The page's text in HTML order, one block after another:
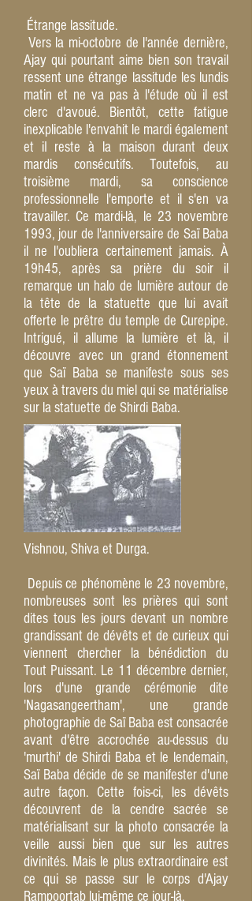
Étrange lassitude.
Vers la mi-octobre de l'année dernière,
Ajay qui pourtant aime bien son travail
ressent une étrange lassitude les lundis
matin et ne va pas à l'étude où il est
clerc d'avoué. Bientôt, cette fatigue
inexplicable l'envahit le mardi également
et iI reste à la maison durant deux
mardis consécutifs. Toutefois, au
troisième mardi, sa conscience
professionnelle l'emporte et il s'en va
travailler. Ce mardi-là, le 23 novembre
1993, jour de l'anniversaire de Saï Baba
il ne l'oubliera certainement jamais. À
19h45, après sa prière du soir il
remarque un halo de lumière autour de
la tête de la statuette que lui avait
offerte le prêtre du temple de Curepipe.
Intrigué, il allume la lumière et là, il
découvre avec un grand étonnement
que Saï Baba se manifeste sous ses
yeux à travers du miel qui se matérialise
sur la statuette de Shirdi Baba.
Vishnou, Shiva et Durga.
Depuis ce phénomène le 23 novembre,
nombreuses sont les prières qui sont
dites tous les jours devant un nombre
grandissant de dévêts et de curieux qui
viennent chercher la bénédiction du
Tout Puissant. Le 11 décembre dernier,
lors d'une grande cérémonie dite
'Nagasangeertham', une grande
photographie de Saï Baba est consacrée
avant d'être accrochée au-dessus du
'murthi' de Shirdi Baba et le lendemain,
Saï Baba décide de se manifester d'une
autre façon. Cette fois-ci, les dévêts
découvrent de la cendre sacrée se
matérialisant sur la photo consacrée la
veille aussi bien que sur les autres
divinités. Mais le plus extraordinaire est
ce qui se passe sur le corps d'Ajay
Rampoortab lui-même ce jour-là.